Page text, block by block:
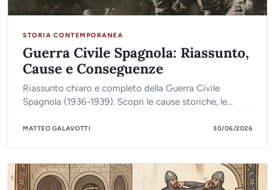
STORIA CONTEMPORANEA
Guerra Civile Spagnola: Riassunto,
Cause e Conseguenze
Riassunto chiaro e completo della Guerra Civile
Spagnola (1936-1939). Scopri le cause storiche, le
MATTEO GALAVOTTI 30/06/2026